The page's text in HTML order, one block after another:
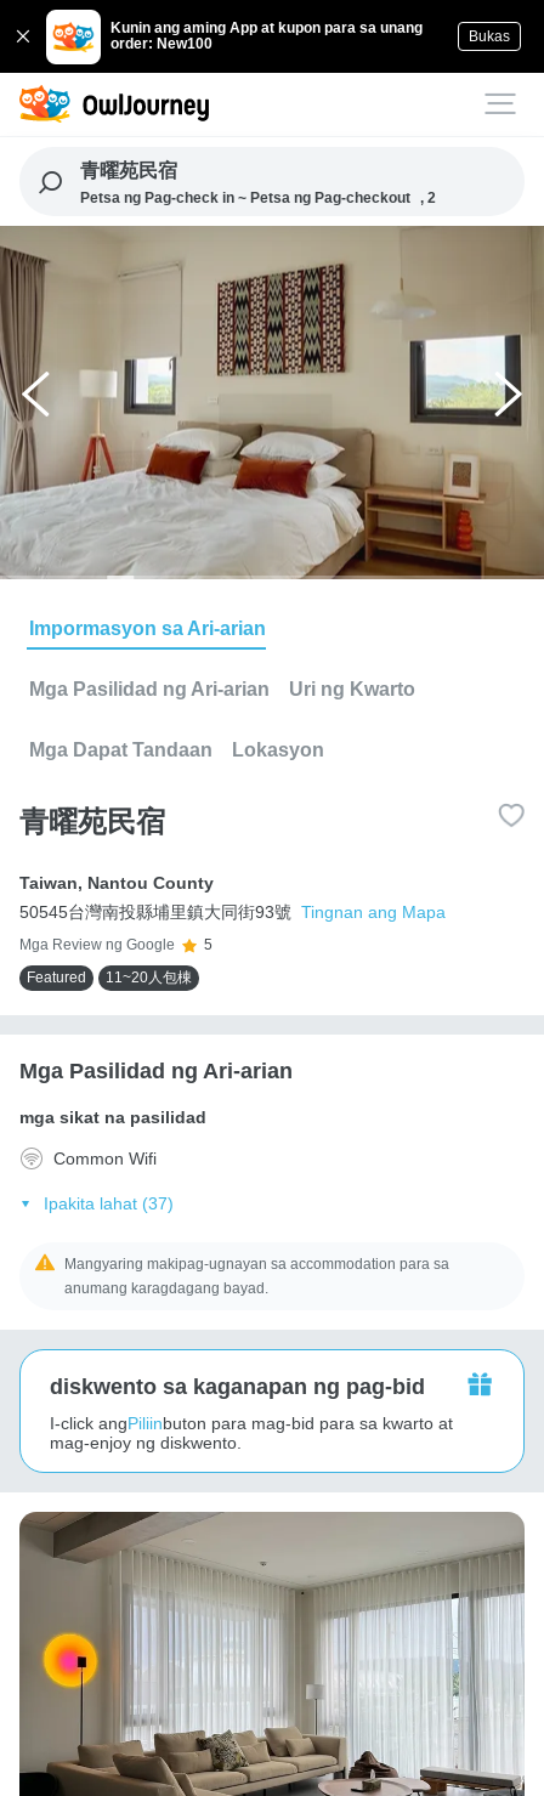
Kunin ang aming App at kupon para sa unang
order: New100
Bukas
青曜苑民宿
Petsa ng Pag-check in ~ Petsa ng Pag-checkout , 2
Impormasyon sa Ari-arian
Mga Pasilidad ng Ari-arian Uri ng Kwarto
Mga Dapat Tandaan Lokasyon
青曜苑民宿
Taiwan, Nantou County
50545台灣南投縣埔里鎮大同街93號 Tingnan ang Mapa
Mga Review ng Google
5
Featured
11~20人包棟
Mga Pasilidad ng Ari-arian
mga sikat na pasilidad
Common Wifi
Ipakita lahat (37)
Mangyaring makipag-ugnayan sa accommodation para sa
anumang karagdagang bayad.
diskwento sa kaganapan ng pag-bid
I-click angPiliinbuton para mag-bid para sa kwarto at
mag-enjoy ng diskwento.